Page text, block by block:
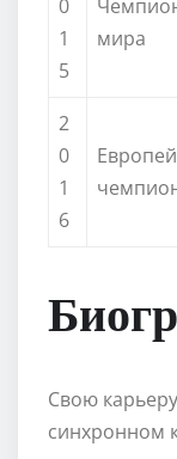
0
1
5
мира
2
0
1
6
Свою
синхронном